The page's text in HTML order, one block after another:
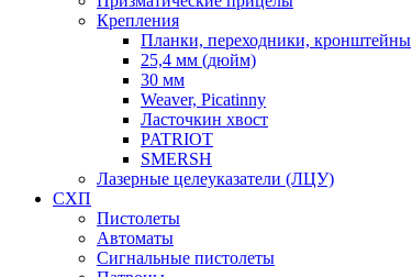
Крепления
Планки, переходники, кронштейны
25,4 мм (дюйм)
30 мм
Weaver, Picatinny
Ласточкин хвост
PATRIOT
SMERSH
Лазерные целеуказатели (ЛЦУ)
СХП
Пистолеты
Автоматы
Сигнальные пистолеты